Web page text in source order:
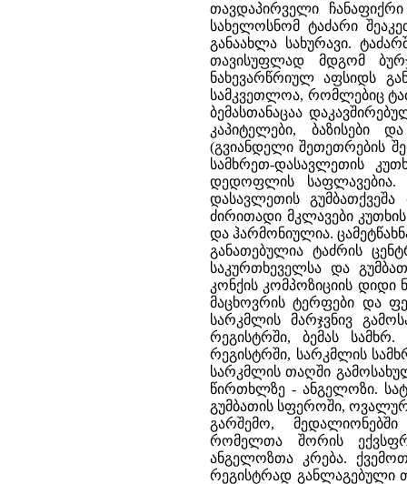
თავდაპირველი
სახელოსნომ ტაძარი
განაახლა სახურავი.
თავისუფლად მდგომ
ნახევარწრიულ აფსიდს
სამკვეთლოა, რომლებიც
ბემასთანაცაა
კაპიტელები, ბაზისები
(გვიანდელი შეთეთრების
სამხრეთ-დასავლეთის
დედოფლის საფლავებია.
დასავლეთის
ძირითადი მკლავები
და ჰარმონიულია.
განათებულია ტაძრის
საკურთხეველსა და
კონქის კომპოზიციის დიდი
მაცხოვრის ტერფები და
სარკმლის მარჯვნივ
რეგისტრში, ბემას
რეგისტრში, სარკმლის
სარკმლის თაღში
წირთხლზე - ანგელოზი.
გუმბათის სფეროში,
გარშემო,
რომელთა შორის
ანგელოზთა კრება.
რეგისტრად განლაგებული